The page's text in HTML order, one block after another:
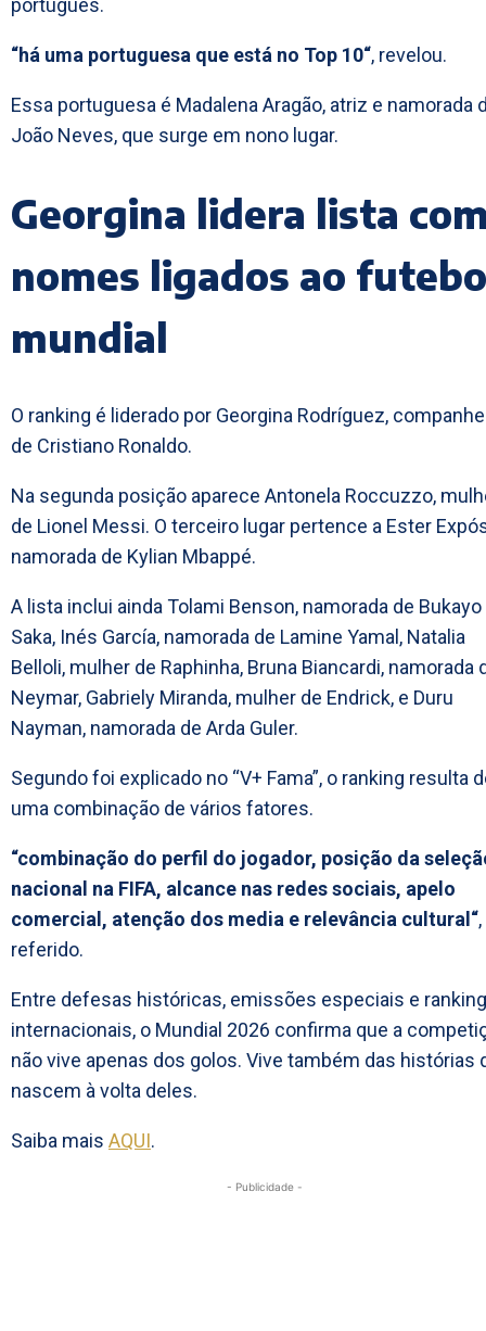
“há uma portuguesa que está no Top 10“, revelou.
Essa portuguesa é Madalena Aragão, atriz e namorada
João Neves, que surge em nono lugar.
Georgina lidera lista
nomes ligados ao
mundial
O ranking é liderado por Georgina Rodríguez,
de Cristiano Ronaldo.
Na segunda posição aparece Antonela Roccuzzo,
de Lionel Messi. O terceiro lugar pertence a Ester
namorada de Kylian Mbappé.
A lista inclui ainda Tolami Benson, namorada de Bukayo
Saka, Inés García, namorada de Lamine Yamal, Natalia
Belloli, mulher de Raphinha, Bruna Biancardi, namorada
Neymar, Gabriely Miranda, mulher de Endrick, e Duru
Nayman, namorada de Arda Guler.
Segundo foi explicado no “V+ Fama”, o ranking resulta
uma combinação de vários fatores.
“combinação do perfil do jogador, posição da
nacional na FIFA, alcance nas redes sociais, apelo
comercial, atenção dos media e relevância cultural“
referido.
Entre defesas históricas, emissões especiais e
internacionais, o Mundial 2026 confirma que a
não vive apenas dos golos. Vive também das histórias
nascem à volta deles.
Saiba mais AQUI.
- Publicidade -